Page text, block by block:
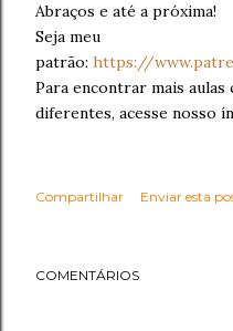
Abraços e até a próxima!
Seja meu
patrão: https://
Para encontrar mais
diferentes, acesse nosso
Compartilhar Enviar esta
COMENTÁRIOS